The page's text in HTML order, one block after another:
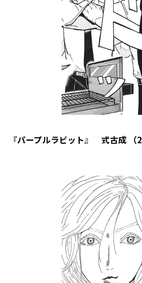
『パープルラビット』 式古成 （